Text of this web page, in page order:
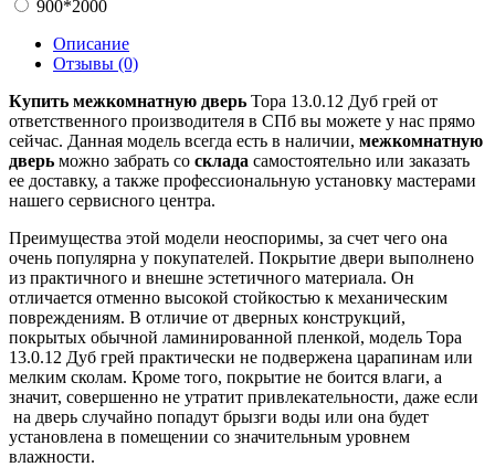
900*2000
Описание
Отзывы (0)
Купить межкомнатную дверь Тора 13.0.12 Дуб грей от
ответственного производителя в СПб вы можете у нас прямо
сейчас. Данная модель всегда есть в наличии, межкомнатную
дверь можно забрать со склада самостоятельно или заказать
ее доставку, а также профессиональную установку мастерами
нашего сервисного центра.
Преимущества этой модели неоспоримы, за счет чего она
очень популярна у покупателей. Покрытие двери выполнено
из практичного и внешне эстетичного материала. Он
отличается отменно высокой стойкостью к механическим
повреждениям. В отличие от дверных конструкций,
покрытых обычной ламинированной пленкой, модель Тора
13.0.12 Дуб грей практически не подвержена царапинам или
мелким сколам. Кроме того, покрытие не боится влаги, а
значит, совершенно не утратит привлекательности, даже если
на дверь случайно попадут брызги воды или она будет
установлена в помещении со значительным уровнем
влажности.